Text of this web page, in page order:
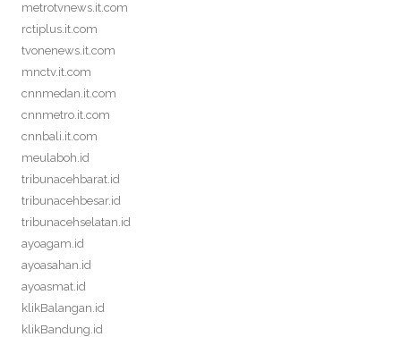
metrotvnews.it.com
rctiplus.it.com
tvonenews.it.com
mnctv.it.com
cnnmedan.it.com
cnnmetro.it.com
cnnbali.it.com
meulaboh.id
tribunacehbarat.id
tribunacehbesar.id
tribunacehselatan.id
ayoagam.id
ayoasahan.id
ayoasmat.id
klikBalangan.id
klikBandung.id